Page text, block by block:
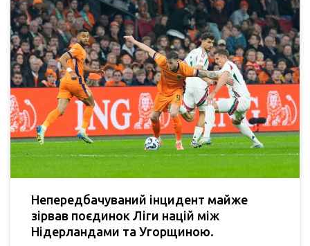
Непередбачуваний інцидент майже
зірвав поєдинок Ліги націй між
Нідерландами та Угорщиною.